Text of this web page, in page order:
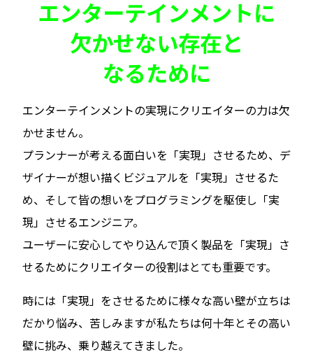
エンターテインメントに
欠かせない存在と
なるために
エンターテインメントの実現にクリエイターの力は欠
かせません。
プランナーが考える面白いを「実現」させるため、デ
ザイナーが想い描くビジュアルを「実現」させるた
め、そして皆の想いをプログラミングを駆使し「実
現」させるエンジニア。
ユーザーに安心してやり込んで頂く製品を「実現」さ
せるためにクリエイターの役割はとても重要です。
時には「実現」をさせるために様々な高い壁が立ちは
だかり悩み、苦しみますが私たちは何十年とその高い
壁に挑み、乗り越えてきました。